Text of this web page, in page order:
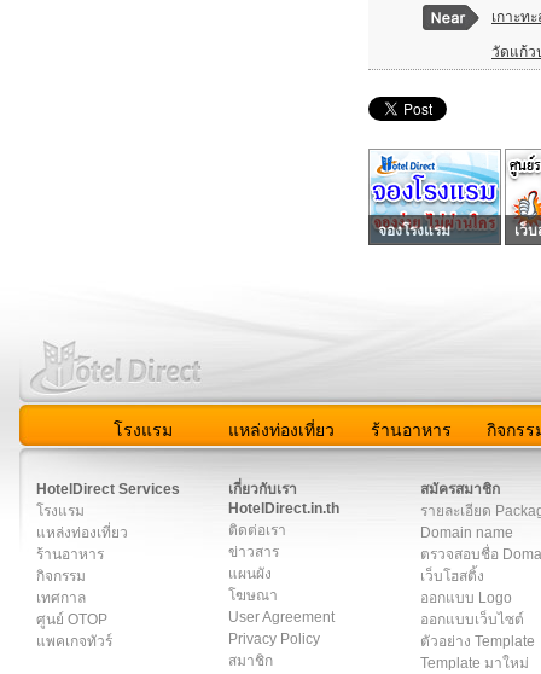
เกาะทะ
วัดแก้ว
จองโรงแรม เว็
โรงแรม แหล่งท่องเที่ยว ร้านอาหาร กิจกรร
HotelDirect Services
โรงแรม
แหล่งท่องเที่ยว
ร้านอาหาร
กิจกรรม
เทศกาล
ศูนย์ OTOP
แพคเกจทัวร์
เกี่ยวกับเรา
HotelDirect.in.th
ติดต่อเรา
ข่าวสาร
แผนผัง
โฆษณา
User Agreement
Privacy Policy
สมาชิก
สมัครสมาชิก
รายละเอียด
Domain name
ตรวจสอบชื่อ
เว็บโฮสติ้ง
ออกแบบ Logo
ออกแบบเว็บไซต์
ตัวอย่าง Template
Template มาใหม่